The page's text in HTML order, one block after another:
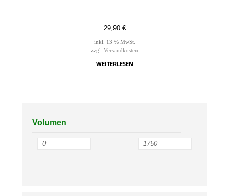
29,90 €
inkl. 13 % MwSt.
zzgl. Versandkosten
WEITERLESEN
Volumen